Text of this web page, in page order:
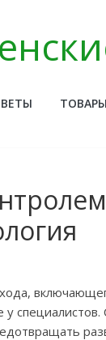
ТОВАРЫ
у